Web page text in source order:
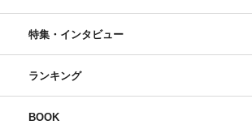
特集・インタビュー
ランキング
BOOK